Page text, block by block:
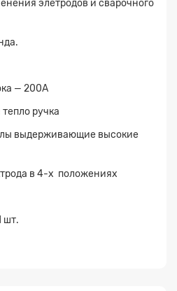
элетродов и сварочного
— 200А
ручка
выдерживающие высокие
в 4-х положениях
шт.